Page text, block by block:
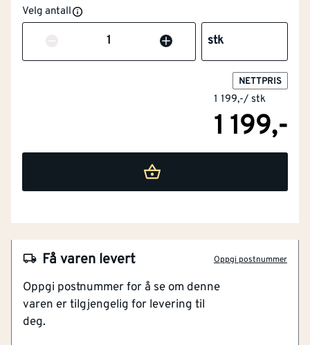
Velg antall
Antall stk
NETTPRIS
1 199,-/ stk
1 199,-
Få varen levert Oppgi postnummer
Oppgi postnummer for å se om denne
varen er tilgjengelig for levering til
deg.
NOBB
60005360
Artikkelnummer 101373237
Mykt og behagelig stoff
Varmer godt
Materialvekt [g/m²] 400
Engangsversjon Nei
Materiale Blandingstekstiler
Farge Grå
Modell / utførelse